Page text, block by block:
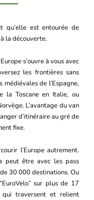
qu’elle est entourée de
la découverte.
s’ouvre à vous avec
les frontières sans
de l’Espagne,
la Toscane en Italie, ou
L’avantage du van
d’itinéraire au gré de
fixe.
l’Europe autrement.
peut être avec les pass
30 000 destinations. Ou
sur plus de 17
qui traversent et relient